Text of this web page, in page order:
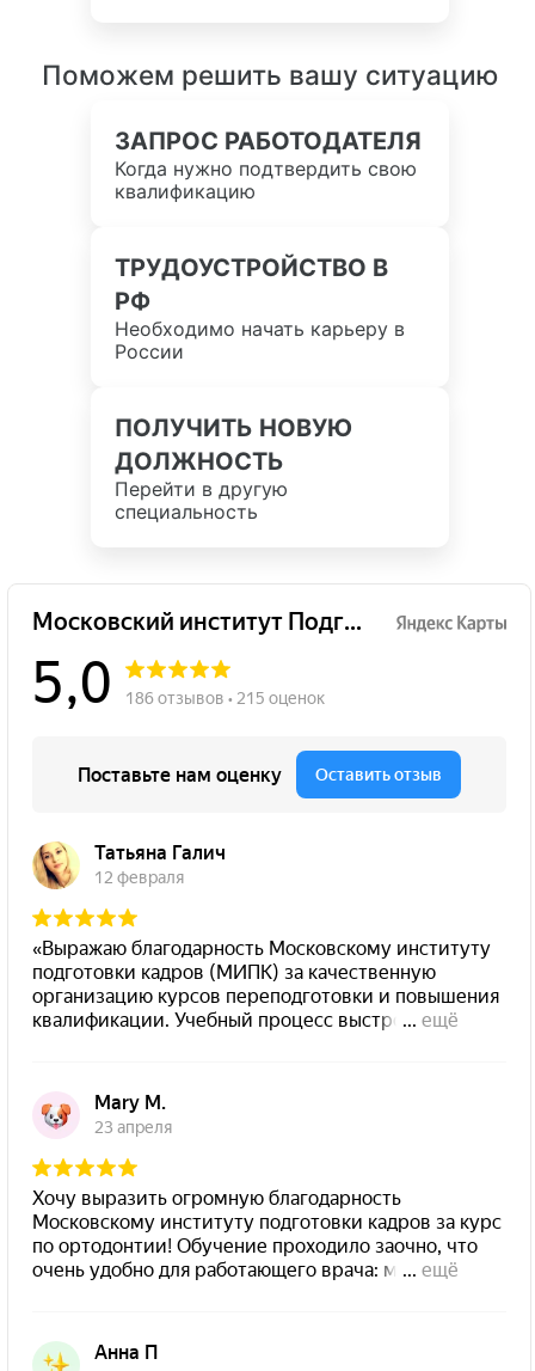
Поможем решить вашу ситуацию
ЗАПРОС РАБОТОДАТЕЛЯ
Когда нужно подтвердить свою
квалификацию
ТРУДОУСТРОЙСТВО В
РФ
Необходимо начать карьеру в
России
ПОЛУЧИТЬ НОВУЮ
ДОЛЖНОСТЬ
Перейти в другую
специальность